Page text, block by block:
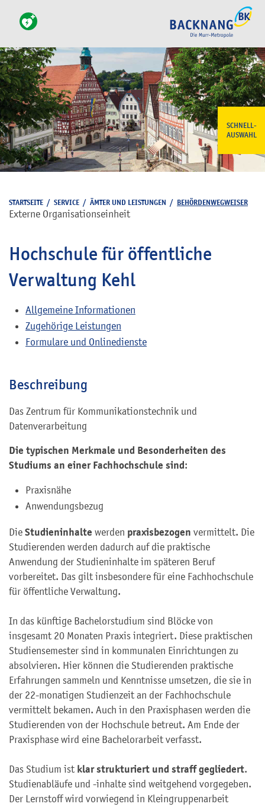
SCHNELL-
AUSWAHL
STARTSEITE / SERVICE / ÄMTER UND LEISTUNGEN / BEHÖRDENWEGWEISER
Externe Organisationseinheit
Hochschule für öffentliche
Verwaltung Kehl
Allgemeine Informationen
Zugehörige Leistungen
Formulare und Onlinedienste
Beschreibung
Das Zentrum für Kommunikationstechnik und
Datenverarbeitung
Die typischen Merkmale und Besonderheiten des
Studiums an einer Fachhochschule sind:
Praxisnähe
Anwendungsbezug
Die Studieninhalte werden praxisbezogen vermittelt. Die
Studierenden werden dadurch auf die praktische
Anwendung der Studieninhalte im späteren Beruf
vorbereitet. Das gilt insbesondere für eine Fachhochschule
für öffentliche Verwaltung.
In das künftige Bachelorstudium sind Blöcke von
insgesamt 20 Monaten Praxis integriert. Diese praktischen
Studiensemester sind in kommunalen Einrichtungen zu
absolvieren. Hier können die Studierenden praktische
Erfahrungen sammeln und Kenntnisse umsetzen, die sie in
der 22-monatigen Studienzeit an der Fachhochschule
vermittelt bekamen. Auch in den Praxisphasen werden die
Studierenden von der Hochschule betreut. Am Ende der
Praxisphase wird eine Bachelorarbeit verfasst.
Das Studium ist klar strukturiert und straff gegliedert.
Studienabläufe und -inhalte sind weitgehend vorgegeben.
Der Lernstoff wird vorwiegend in Kleingruppenarbeit